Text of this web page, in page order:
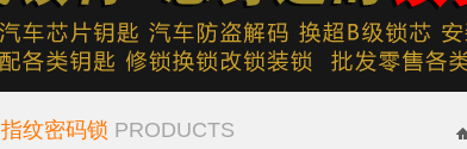
指纹密码锁 PRODUCTS